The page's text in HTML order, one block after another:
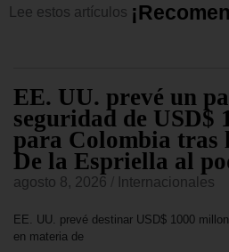
Lee estos artículos ¡Recomen
EE. UU. prevé un
seguridad de USD$
para Colombia tras
De la Espriella al
agosto 8, 2026 Internacionales
EE. UU. prevé destinar USD$ 1000
en materia de